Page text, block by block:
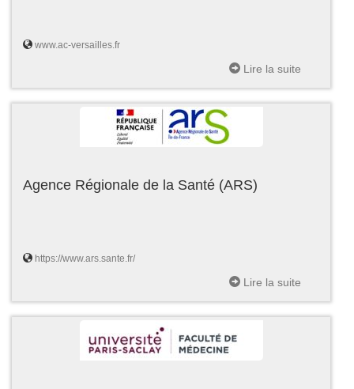
www.ac-versailles.fr
Lire la suite
Agence Régionale de la Santé (ARS)
https://www.ars.sante.fr/
Lire la suite